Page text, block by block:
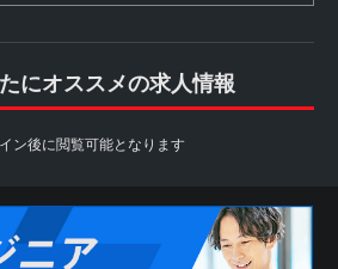
にオススメの求人情報
ン後に閲覧可能となります